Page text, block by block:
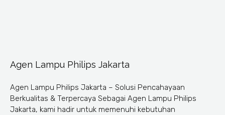
Agen Lampu Philips Jakarta
Agen Lampu Philips Jakarta – Solusi Pencahayaan
Berkualitas & Terpercaya Sebagai Agen Lampu Philips
Jakarta, kami hadir untuk memenuhi kebutuhan